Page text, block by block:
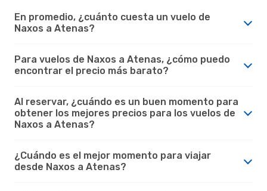
En promedio, ¿cuánto cuesta un vuelo de
Naxos a Atenas?
Para vuelos de Naxos a Atenas, ¿cómo puedo
encontrar el precio más barato?
Al reservar, ¿cuándo es un buen momento para
obtener los mejores precios para los vuelos de
Naxos a Atenas?
¿Cuándo es el mejor momento para viajar
desde Naxos a Atenas?